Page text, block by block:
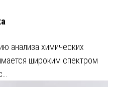
анализа химических
широким спектром